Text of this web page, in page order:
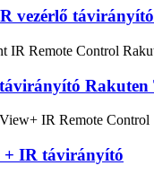
vezérlő
Rakuten
+ IR távirányító